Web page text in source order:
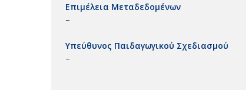
Επιμέλεια Μεταδεδομένων
–
Υπεύθυνος Παιδαγωγικού Σχεδιασμού
–